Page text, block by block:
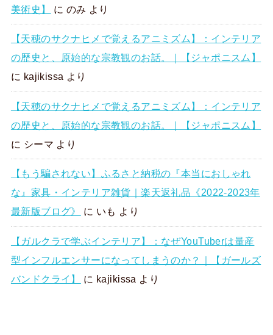
美術史】
に のみ より
【天穂のサクナヒメで覚えるアニミズム】：インテリア
の歴史と、原始的な宗教観のお話。｜【ジャポニスム】
に kajikissa より
【天穂のサクナヒメで覚えるアニミズム】：インテリア
の歴史と、原始的な宗教観のお話。｜【ジャポニスム】
に シーマ より
【もう騙されない】ふるさと納税の『本当におしゃれ
な』家具・インテリア雑貨｜楽天返礼品《2022-2023年
最新版ブログ》
に いも より
【ガルクラで学ぶインテリア】：なぜYouTuberは量産
型インフルエンサーになってしまうのか？｜【ガールズ
バンドクライ】
に kajikissa より